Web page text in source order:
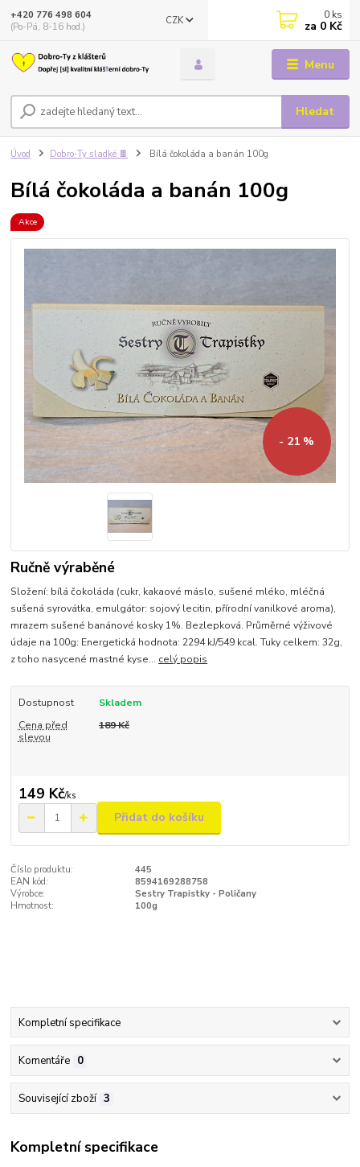
Menu
CZK
Hledat
+420 776 498 604
(Po-Pá, 8-16 hod.)
0 ks
za 0 Kč
Úvod Dobro-Ty sladké 🍫 Bílá čokoláda a banán 100g
Bílá čokoláda a banán 100g
Akce
- 21 %
Ručně výraběné
Složení: bílá čokoláda (cukr, kakaové máslo, sušené mléko, mléčná
sušená syrovátka, emulgátor: sojový lecitin, přírodní vanilkové aroma),
mrazem sušené banánové kosky 1%. Bezlepková. Průměrné výživové
údaje na 100g: Energetická hodnota: 2294 kJ/549 kcal. Tuky celkem: 32g,
z toho nasycené mastné kyse... celý popis
Dostupnost
Skladem
Cena před
slevou
189 Kč
149 Kč/ks
Přidat do košíku
Číslo produktu:
445
EAN kód:
8594169288758
Výrobce:
Sestry Trapistky - Poličany
Hmotnost:
100g
Kompletní specifikace
Komentáře 0
Související zboží 3
Kompletní specifikace